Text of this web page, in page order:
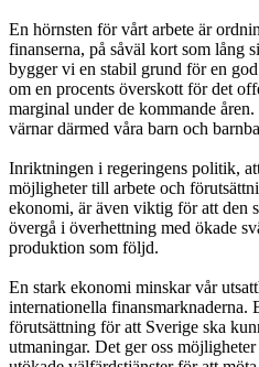
En hörnsten för vårt arbete är
finanserna, på såväl kort som lång
bygger vi en stabil grund för en
om en procents överskott för det
marginal under de kommande
värnar därmed våra barn och
Inriktningen i regeringens politik,
möjligheter till arbete och
ekonomi, är även viktig för att den
övergå i överhettning med ökade
produktion som följd.
En stark ekonomi minskar vår
internationella finansmarknaderna.
förutsättning för att Sverige ska
utmaningar. Det ger oss